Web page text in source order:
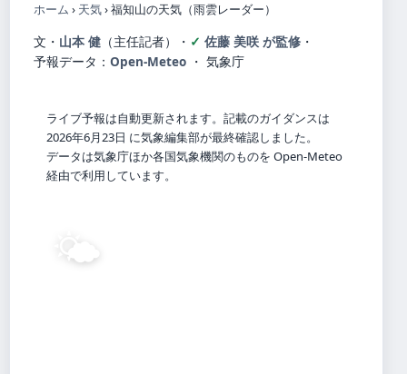
ホーム › 天気›福知山の天気（雨雲レーダー）
文・ 山本 健 （主任記者） ・ 佐藤 美咲 が監修 ・
予報データ： Open-Meteo ・ 気象庁
ライブ予報は自動更新されます。記載のガイダンスは
2026年6月23日 に気象編集部が最終確認しました。
データは気象庁ほか各国気象機関のものを Open-Meteo
経由で利用しています。
🌤️